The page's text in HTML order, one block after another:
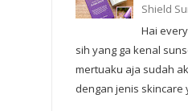
Shield
Hai
sih yang ga kenal
mertuaku aja sudah
dengan jenis skincare